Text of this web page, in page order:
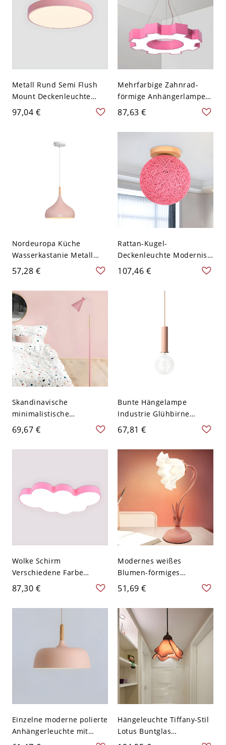
Metall Rund Semi Flush
Mount Deckenleuchte
Nordic Style Schlafzimmer
Semi Flush Mount
110V-120V 22,86 cm
97,04 €
Mehrfarbige Zahnrad-
förmige Anhängerlampe
Künstlerische LED-Metall-
Hängeleuchte für
Kinderzimmer - 110V-120V
87,63 €
Nordeuropa Küche
Wasserkastanie Metall
Pendelleuchte Macaron
Farbe Schirm 1-Kopf
Pendellampe - 110V-120V
Rosa 24,13 cm
57,28 €
Rattan-Kugel-
Deckenleuchte Modernist
1-Licht Rosa für
Badezimmer mit Holz-
Canopy, 6" Dia
107,46 €
Skandinavische
minimalistische
Stehleuchte mit 360°
flexiblem Schwanenhals -
110V-120V Rosa
69,67 €
Bunte Hängelampe
Industrie Glühbirne
Pendelleuchte für
Wohnzimmer - 110V-120V
Rosa
67,81 €
Wolke Schirm
Verschiedene Farbe
Deckenlampe
Kindesgarten Acryl LED 1-
Kopf Deckenleuchte -
87,30 €
Modernes weißes
Blumen-förmiges
Nachttischlampe mit LED-
Licht und Acrylschirm -
110V-120V Rosa
51,69 €
Einzelne moderne polierte
Anhängerleuchte mit
Eisen-Schirm-Dom-
Hängeleuchte Tiffany-Stil
Lotus Buntglas
Hängeleuchte - 110V-120V